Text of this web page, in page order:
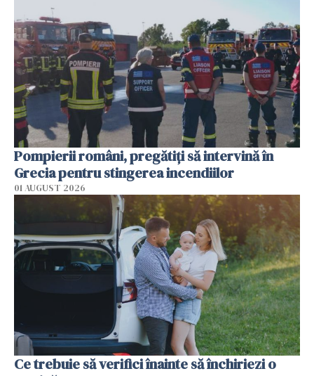
Pompierii români, pregătiţi să intervină în
Grecia pentru stingerea incendiilor
01 AUGUST 2026
Ce trebuie să verifici înainte să închiriezi o